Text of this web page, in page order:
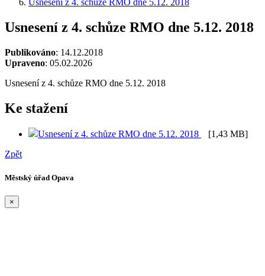
Usnesení z 4. schůze RMO dne 5.12. 2018
Publikováno: 14.12.2018
Upraveno: 05.02.2026
Usnesení z 4. schůze RMO dne 5.12. 2018
Ke stažení
Usnesení z 4. schůze RMO dne 5.12. 2018
[1,43 MB]
Zpět
Městský úřad Opava
×